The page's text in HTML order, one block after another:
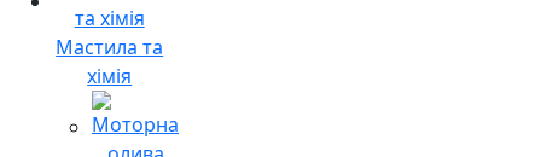
Мастила та
хімія